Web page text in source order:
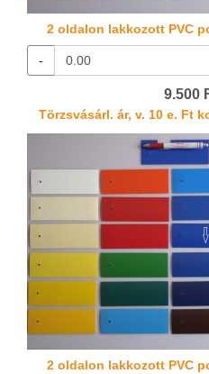
2 oldalon lakkozott PVC
-
9.500
Törzsvásárl. ár, v. 10 e. Ft
2 oldalon lakkozott PVC